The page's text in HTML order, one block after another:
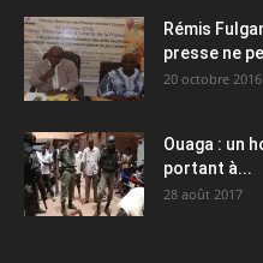
Rémis
presse ne
20 octobre 2016
Ouaga : un
portant à...
28 août 2017